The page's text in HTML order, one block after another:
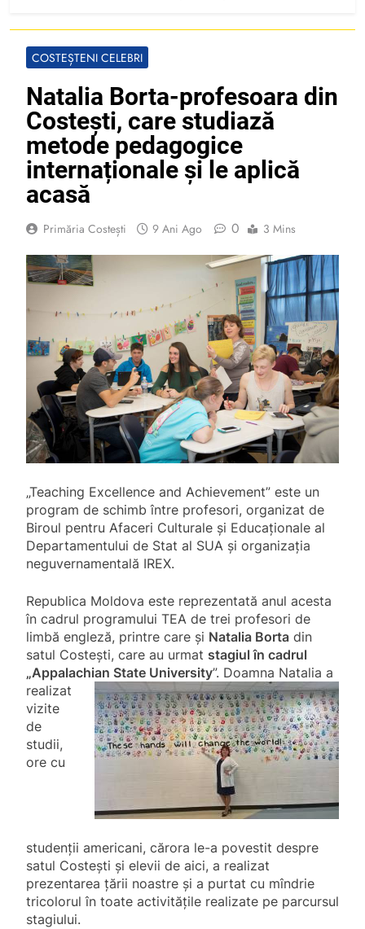
COSTEȘTENI CELEBRI
Natalia Borta-profesoara din
Costești, care studiază
metode pedagogice
internaționale și le aplică
acasă
Primăria Costești 9 Ani Ago 0 3 Mins
„Teaching Excellence and Achievement” este un
program de schimb între profesori, organizat de
Biroul pentru Afaceri Culturale şi Educaţionale al
Departamentului de Stat al SUA şi organizaţia
neguvernamentală IREX.
Republica Moldova este reprezentată anul acesta
în cadrul programului TEA de trei profesori de
limbă engleză, printre care și Natalia Borta din
satul Costești, care au urmat stagiul în cadrul
„Appalachian State University”. Doamna Natalia a
realizat
vizite
de
studii,
ore cu
studenții americani, cărora le-a povestit despre
satul Costești și elevii de aici, a realizat
prezentarea țării noastre și a purtat cu mîndrie
tricolorul în toate activitățile realizate pe parcursul
stagiului.